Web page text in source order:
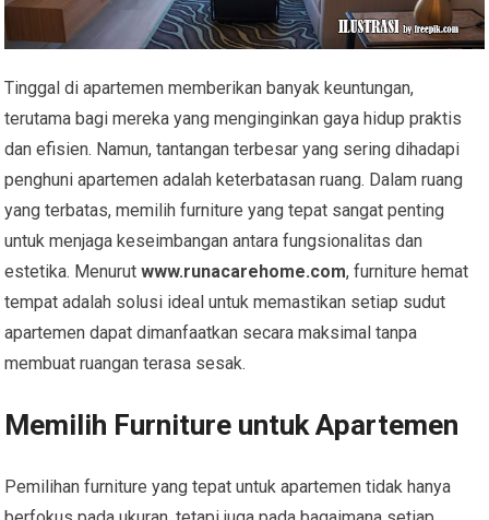
Tinggal di apartemen memberikan banyak keuntungan,
terutama bagi mereka yang menginginkan gaya hidup praktis
dan efisien. Namun, tantangan terbesar yang sering dihadapi
penghuni apartemen adalah keterbatasan ruang. Dalam ruang
yang terbatas, memilih furniture yang tepat sangat penting
untuk menjaga keseimbangan antara fungsionalitas dan
estetika. Menurutwww.runacarehome.com, furniture hemat
tempat adalah solusi ideal untuk memastikan setiap sudut
apartemen dapat dimanfaatkan secara maksimal tanpa
membuat ruangan terasa sesak.
Memilih Furniture untuk Apartemen
Pemilihan furniture yang tepat untuk apartemen tidak hanya